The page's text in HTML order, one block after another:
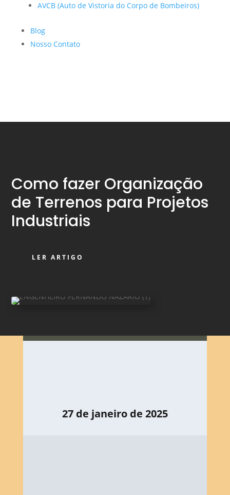
AVCB (Auto de Vistoria do Corpo de Bombeiros)
Blog
Nosso Contato
Como fazer Organização
de Terrenos para Projetos
Industriais
LER ARTIGO
27 de janeiro de 2025